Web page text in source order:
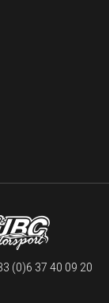
(0)6 37 40 09 20